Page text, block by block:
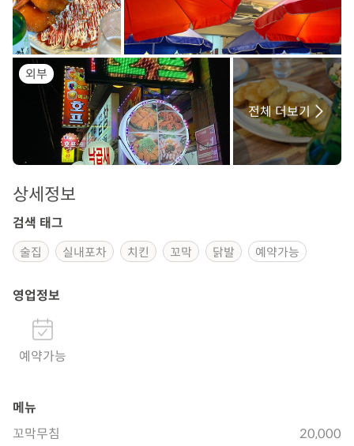
외부
전체 더보기
상세정보
검색 태그
술집 실내포차 치킨 꼬막 닭발 예약가능
영업정보
예약가능
메뉴
꼬막무침
20,000